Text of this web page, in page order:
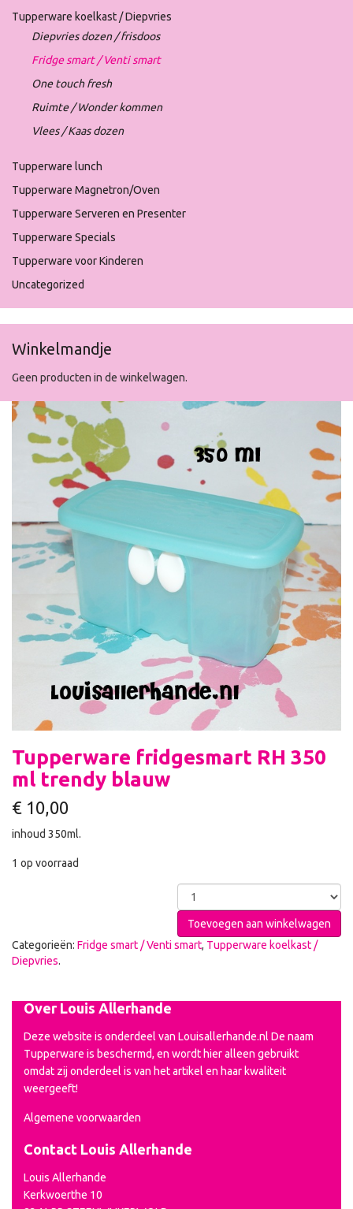
Tupperware koelkast / Diepvries
Diepvries dozen / frisdoos
Fridge smart / Venti smart
One touch fresh
Ruimte / Wonder kommen
Vlees / Kaas dozen
Tupperware lunch
Tupperware Magnetron/Oven
Tupperware Serveren en Presenter
Tupperware Specials
Tupperware voor Kinderen
Uncategorized
Winkelmandje
Geen producten in de winkelwagen.
Tupperware fridgesmart RH 350
ml trendy blauw
€ 10,00
inhoud 350ml.
1 op voorraad
Toevoegen aan winkelwagen
Categorieën: Fridge smart / Venti smart, Tupperware koelkast /
Diepvries.
Over Louis Allerhande
Deze website is onderdeel van Louisallerhande.nl De naam
Tupperware is beschermd, en wordt hier alleen gebruikt
omdat zij onderdeel is van het artikel en haar kwaliteit
weergeeft!
Algemene voorwaarden
Contact Louis Allerhande
Louis Allerhande
Kerkwoerthe 10